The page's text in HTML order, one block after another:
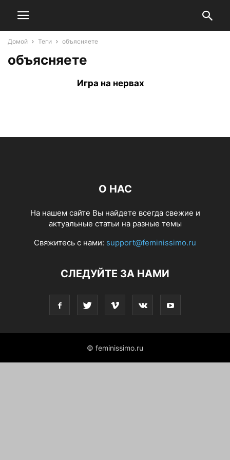
Домой Теги объясняете
объясняете
Игра на нервах
О НАС
На нашем сайте Вы найдете всегда свежие и
актуальные статьи на разные темы
Свяжитесь с нами: support@feminissimo.ru
СЛЕДУЙТЕ ЗА НАМИ
© feminissimo.ru